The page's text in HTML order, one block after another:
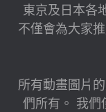
東京及日本各
不僅會為大家
所有動畫圖片
們所有。 我們